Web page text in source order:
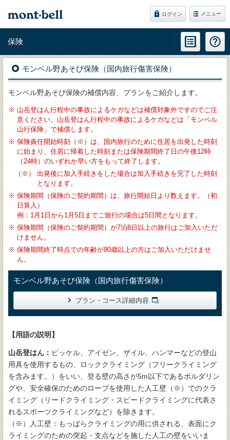
ログイン メニュー
保険
モンベル野あそび保険（国内旅行傷害保険）
モンベル野あそび保険の補償内容、プランをご紹介します。
※ 山岳登はん行程中の事故によるケガなどは補償対象外ですのでご注
意ください。山岳登はん行程中の事故によるケガなどは「モンベル
山行保険」で補償します。
※ 保険責任開始時刻（※）は、国内旅行のために住居を出発した時刻
に始まり、住居に帰着した時刻または保険期間終了日の午後12時
（24時）のいずれか早い方をもって終了します。
（※）
出発後に加入手続きをした場合は加入手続きを完了した時刻
となります。
※ 保険期間（保険のご契約期間）は、旅行開始日より数えます。（初
日算入）
例：1月1日から1月5日までご旅行の場合は5日間となります。
※ 保険期間（保険のご契約期間）が7泊8日以上の旅行はご加入いただ
けません。
※ 保険期間終了時点での年齢が90歳以上の方はご加入いただけませ
ん。
モンベル野あそび保険（国内旅行傷害保険）
プラン・コース詳細内容
【用語の説明】
山岳登はん： ピッケル、アイゼン、ザイル、ハンマーなどの登山
用具を使用するもの、ロッククライミング（フリークライミング
を含みます。）をいい、登る壁の高さが5m以下であるボルダリン
グや、安全確保のためのロープを使用した人工壁（※）でのクラ
イミング（リードクライミング・スピードクライミングに代表さ
れるスポーツクライミングなど）を除きます。
（※）人工壁：もっぱらクライミングの用に供される、表面にク
ライミングのための突起・支点などを施した人工の壁をいいま